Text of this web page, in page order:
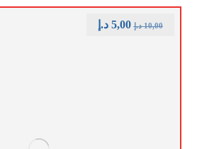
10,00 د.إ 5,00 د.إ